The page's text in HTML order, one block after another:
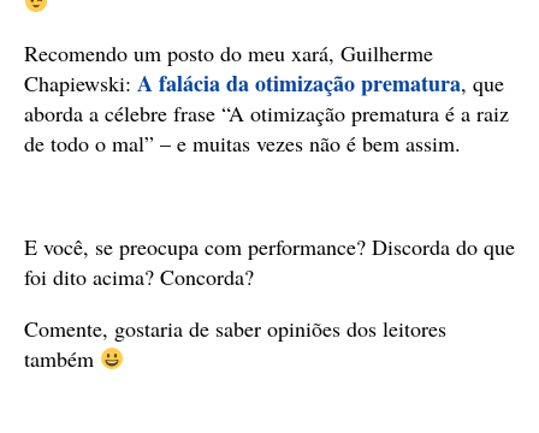
Recomendo um posto do meu xará, Guilherme
Chapiewski: A falácia da otimização prematura, que
aborda a célebre frase “A otimização prematura é a raiz
de todo o mal” – e muitas vezes não é bem assim.
E você, se preocupa com performance? Discorda do que
foi dito acima? Concorda?
Comente, gostaria de saber opiniões dos leitores
também